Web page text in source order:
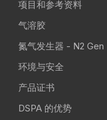
项目和参考资料
气溶胶
氮气发生器 - N2 Gen
环境与安全
产品证书
DSPA 的优势